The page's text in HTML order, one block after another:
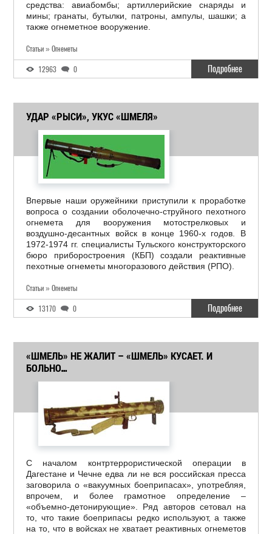
средства: авиабомбы; артиллерийские снаряды и
мины; гранаты, бутылки, патроны, ампулы, шашки; а
также огнеметное вооружение.
Статьи » Огнеметы
12963 0 Подробнее
УДАР «РЫСИ», УКУС «ШМЕЛЯ»
Впервые наши оружейники приступили к проработке
вопроса о создании оболочечно-струйного пехотного
огнемета для вооружения мотострелковых и
воздушно-десантных войск в конце 1960-х годов. В
1972-1974 гг. специалисты Тульского конструкторского
бюро приборостроения (КБП) создали реактивные
пехотные огнеметы многоразового действия (РПО).
Статьи » Огнеметы
13170 0 Подробнее
«ШМЕЛЬ» НЕ ЖАЛИТ – «ШМЕЛЬ» КУСАЕТ. И
БОЛЬНО…
С началом контртеррористической операции в
Дагестане и Чечне едва ли не вся российская пресса
заговорила о «вакуумных боеприпасах», употребляя,
впрочем, и более грамотное определение –
«объемно-детонирующие». Ряд авторов сетовал на
то, что такие боеприпасы редко используют, а также
на то, что в войсках не хватает реактивных огнеметов